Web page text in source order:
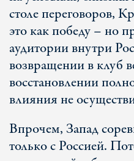
столе переговоров,
это как победу – но
аудитории внутри
возвращении в клуб
восстановлении
влияния не
Впрочем, Запад
только с Россией.